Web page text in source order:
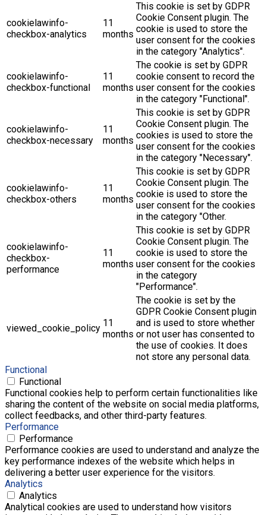
cookielawinfo-
checkbox-analytics
11
months
This cookie is set by GDPR
Cookie Consent plugin. The
cookie is used to store the
user consent for the cookies
in the category "Analytics".
cookielawinfo-
checkbox-functional
11
months
The cookie is set by GDPR
cookie consent to record the
user consent for the cookies
in the category "Functional".
cookielawinfo-
checkbox-necessary
11
months
This cookie is set by GDPR
Cookie Consent plugin. The
cookies is used to store the
user consent for the cookies
in the category "Necessary".
cookielawinfo-
checkbox-others
11
months
This cookie is set by GDPR
Cookie Consent plugin. The
cookie is used to store the
user consent for the cookies
in the category "Other.
cookielawinfo-
checkbox-
performance
11
months
This cookie is set by GDPR
Cookie Consent plugin. The
cookie is used to store the
user consent for the cookies
in the category
"Performance".
viewed_cookie_policy 11
months
The cookie is set by the
GDPR Cookie Consent plugin
and is used to store whether
or not user has consented to
the use of cookies. It does
not store any personal data.
Functional
Functional
Functional cookies help to perform certain functionalities like
sharing the content of the website on social media platforms,
collect feedbacks, and other third-party features.
Performance
Performance
Performance cookies are used to understand and analyze the
key performance indexes of the website which helps in
delivering a better user experience for the visitors.
Analytics
Analytics
Analytical cookies are used to understand how visitors